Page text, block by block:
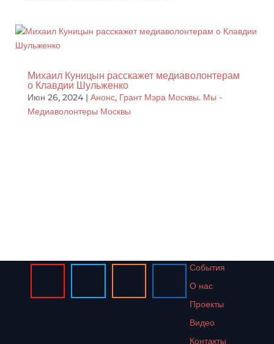
Михаил Куницын расскажет медиаволонтерам
о Клавдии Шульженко
Июн 26, 2024| Анонс, Грант Мэра Москвы. Мы -
Медиаволонтеры Москвы
События
О нас
Проекты
Видео
Контакты